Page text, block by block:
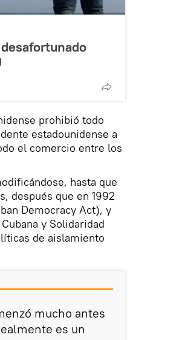
prohibió todo
estadounidense a
el comercio entre los
hasta que
después que en 1992
Democracy Act), y
y Solidaridad
de aislamiento
mucho antes
es un